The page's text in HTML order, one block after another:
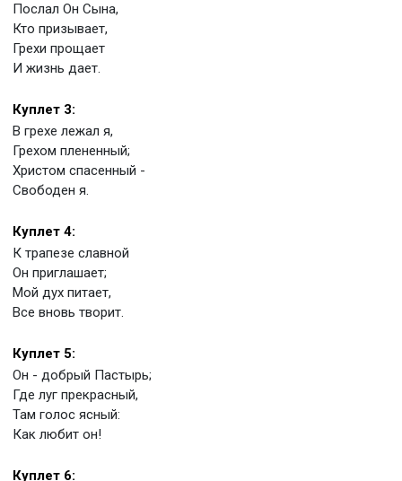
Послал Он Сына,
Кто призывает,
Грехи прощает
И жизнь дает.
Куплет 3:
В грехе лежал я,
Грехом плененный;
Христом спасенный -
Свободен я.
Куплет 4:
К трапезе славной
Он приглашает;
Мой дух питает,
Все вновь творит.
Куплет 5:
Он - добрый Пастырь;
Где луг прекрасный,
Там голос ясный:
Как любит он!
Куплет 6: